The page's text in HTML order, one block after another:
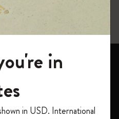
界へようこそ
入力すると、初回注
in
in USD. International